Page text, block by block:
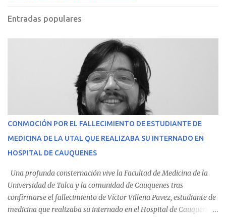
Entradas populares
CONMOCIÓN POR EL FALLECIMIENTO DE ESTUDIANTE DE
MEDICINA DE LA UTAL QUE REALIZABA SU INTERNADO EN
HOSPITAL DE CAUQUENES
Una profunda consternación vive la Facultad de Medicina de la
Universidad de Talca y la comunidad de Cauquenes tras
confirmarse el fallecimiento de Víctor Villena Pavez, estudiante de
medicina que realizaba su internado en el Hospital de Cauquenes.